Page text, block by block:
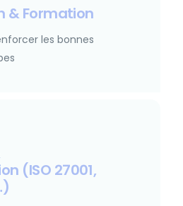
& Formation
les bonnes
(ISO 27001,